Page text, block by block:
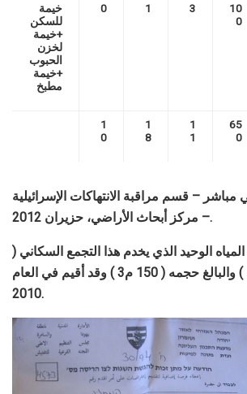
10
0
3
1
0
خيمة
للسكن
+خيمة
لخزن
الحبوب
+خيمة
مطبخ
65
0
1
1
1
8
1
0
– قسم مراقبة الانتهاكات الإسرائيلية
– مركز أبحاث الأراضي، حزيران 2012.
المياه الوحيد الذي يخدم هذا التجمع السكاني (
القسم الخامس ) والبالغ حجمه ( 150 م3 ) وقد أقيم في العام
2010.